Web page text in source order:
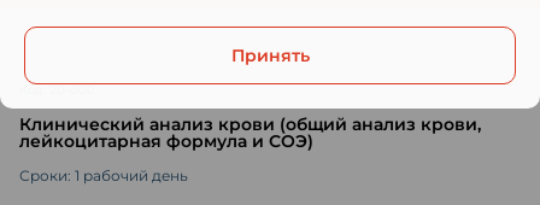
Код: 20-000
Клинический анализ крови (общий анализ крови,
лейкоцитарная формула и СОЭ)
Сроки: 1 рабочий день
Принять